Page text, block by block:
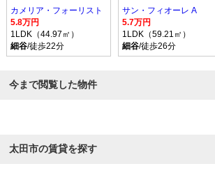
カメリア・フォーリスト
5.8万円
1LDK（44.97㎡）
細谷/徒歩22分
サン・フィオーレ A
5.7万円
1LDK（59.21㎡）
細谷/徒歩26分
今まで閲覧した物件
太田市の賃貸を探す